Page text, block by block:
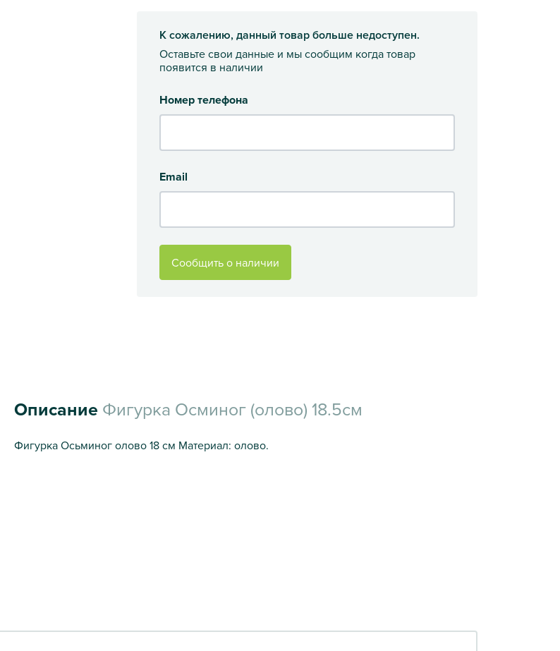
К сожалению, данный товар больше недоступен.
Оставьте свои данные и мы сообщим когда товар
появится в наличии
Номер телефона
Email
Сообщить о наличии
Описание Фигурка Осминог (олово) 18.5см
Фигурка Осьминог олово 18 см Материал: олово.